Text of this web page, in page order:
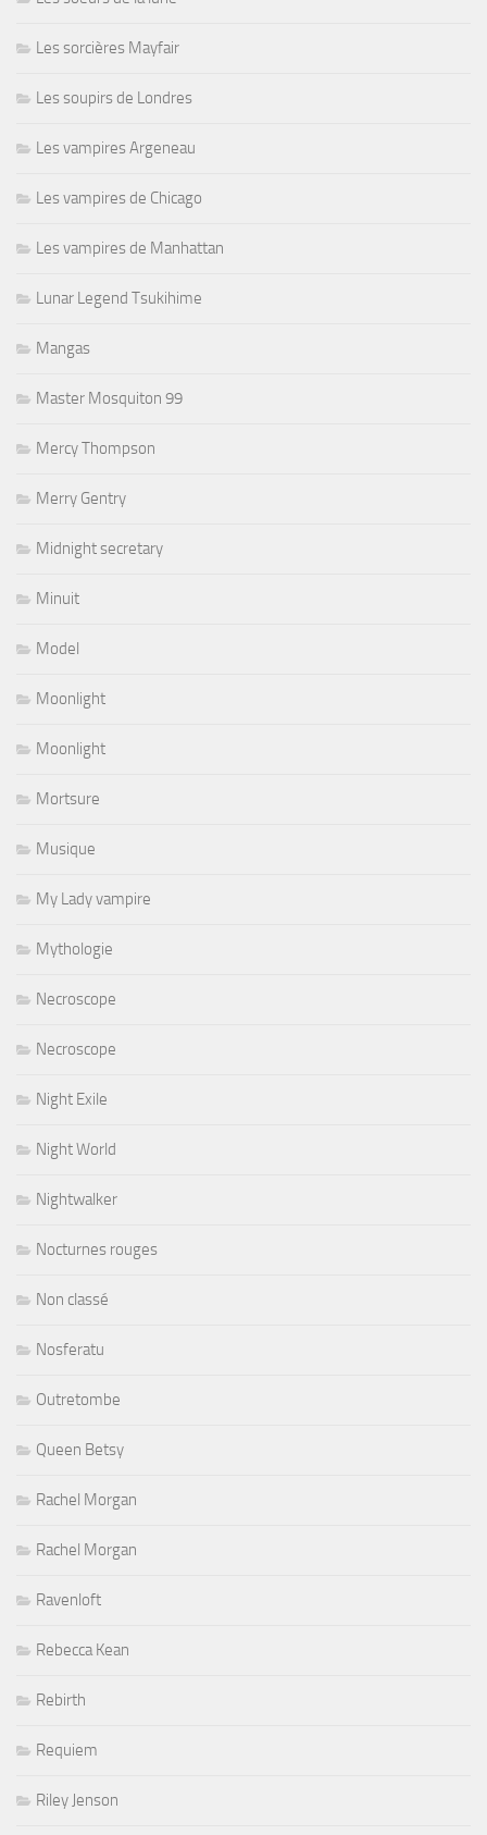
Les sorcières Mayfair
Les soupirs de Londres
Les vampires Argeneau
Les vampires de Chicago
Les vampires de Manhattan
Lunar Legend Tsukihime
Mangas
Master Mosquiton 99
Mercy Thompson
Merry Gentry
Midnight secretary
Minuit
Model
Moonlight
Moonlight
Mortsure
Musique
My Lady vampire
Mythologie
Necroscope
Necroscope
Night Exile
Night World
Nightwalker
Nocturnes rouges
Non classé
Nosferatu
Outretombe
Queen Betsy
Rachel Morgan
Rachel Morgan
Ravenloft
Rebecca Kean
Rebirth
Requiem
Riley Jenson